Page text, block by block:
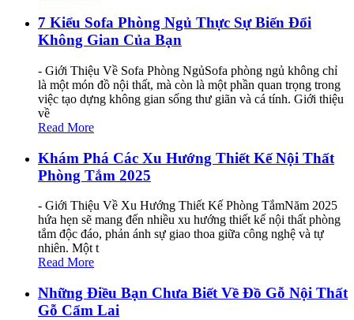
7 Kiểu Sofa Phòng Ngủ Thực Sự Biến Đổi
Không Gian Của Bạn
- Giới Thiệu Về Sofa Phòng NgủSofa phòng ngủ không chỉ
là một món đồ nội thất, mà còn là một phần quan trọng trong
việc tạo dựng không gian sống thư giãn và cá tính. Giới thiệu
về
Read More
Khám Phá Các Xu Hướng Thiết Kế Nội Thất
Phòng Tắm 2025
- Giới Thiệu Về Xu Hướng Thiết Kế Phòng TắmNăm 2025
hứa hẹn sẽ mang đến nhiều xu hướng thiết kế nội thất phòng
tắm độc đáo, phản ánh sự giao thoa giữa công nghệ và tự
nhiên. Một t
Read More
Những Điều Bạn Chưa Biết Về Đồ Gỗ Nội Thất
Gỗ Cẩm Lai